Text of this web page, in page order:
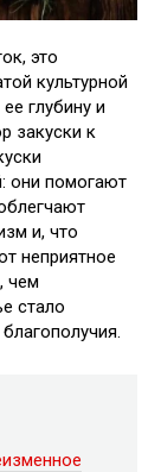
это
культурной
глубину и
закуски к
они помогают
и, что
неприятное
чем
стало